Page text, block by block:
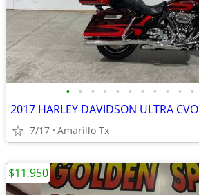
• • • • • • • • • • •
2017 HARLEY DAVIDSON ULTRA CVO
7/17 Amarillo Tx
$11,950